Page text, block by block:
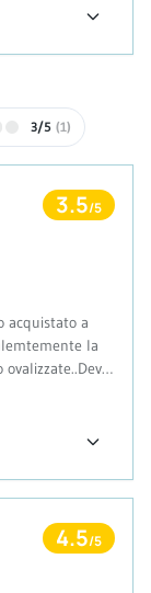
3/5 (1)
3.5/5
acquistato a
la
sia
dicitura m+s
4.5/5